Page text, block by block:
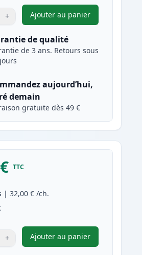
pour ajuster
+ Ajouter au panier
,Canon PG-512
de qualité
de 3 ans. Retours sous
aujourd’hui,
demain
gratuite dès 49 €
TTC
|32,00 € /ch.
pour ajuster
+ Ajouter au panier
,Canon CL-513